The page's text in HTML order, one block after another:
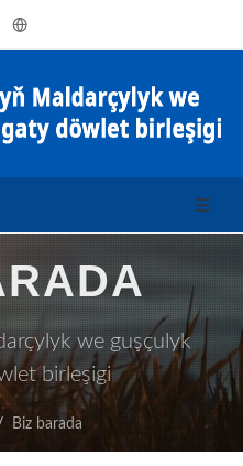
Türkmençe
we guşçulyk
birleşigi
Biz barada